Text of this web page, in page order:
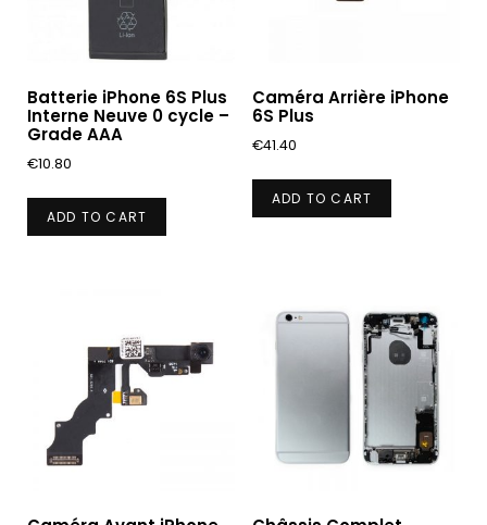
Batterie iPhone 6S Plus
Interne Neuve 0 cycle –
Grade AAA
€10.80
ADD TO CART
Caméra Arrière iPhone
6S Plus
€41.40
ADD TO CART